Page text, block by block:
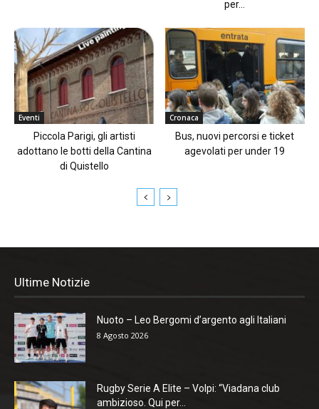
per...
Eventi
Piccola Parigi, gli artisti
adottano le botti della Cantina
di Quistello
Cronaca
Bus, nuovi percorsi e ticket
agevolati per under 19
Ultime Notizie
Nuoto – Leo Bergomi d’argento agli Italiani
8 Agosto 2026
Rugby Serie A Elite – Volpi: “Viadana club
ambizioso. Qui per...